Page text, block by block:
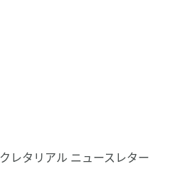
レタリアル ニュースレター